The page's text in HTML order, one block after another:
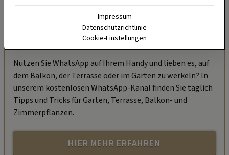
„Servus Garten“ auf WhatsApp
Nutzen Sie WhatsApp auf Ihrem Handy und lieben es, auf
dem Balkon, der Terrasse oder im Garten zu werkeln? In
unserem kostenlosen WhatsApp-Kanal finden Sie täglich
Tipps und Tricks für Garten, Terrasse, Balkon- und
Zimmerpflanzen.
HIER MEHR ERFAHREN
Impressum
Datenschutzrichtlinie
Cookie-Einstellungen